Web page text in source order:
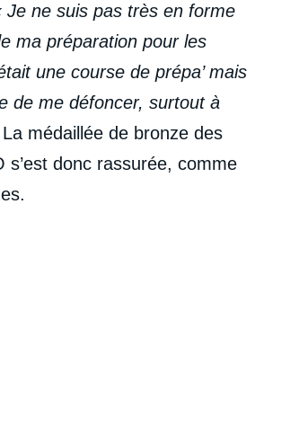
Je ne suis pas très en forme
ma préparation pour les
une course de prépa’ mais
de me défoncer, surtout à
La médaillée de bronze des
s’est donc rassurée, comme